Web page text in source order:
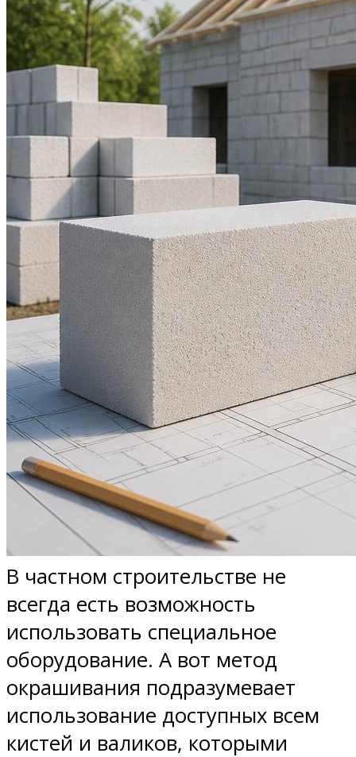
В частном строительстве не
всегда есть возможность
использовать специальное
оборудование. А вот метод
окрашивания подразумевает
использование доступных всем
кистей и валиков, которыми